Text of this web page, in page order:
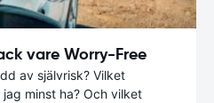
vare Worry-Free
av självrisk? Vilket
minst ha? Och vilket